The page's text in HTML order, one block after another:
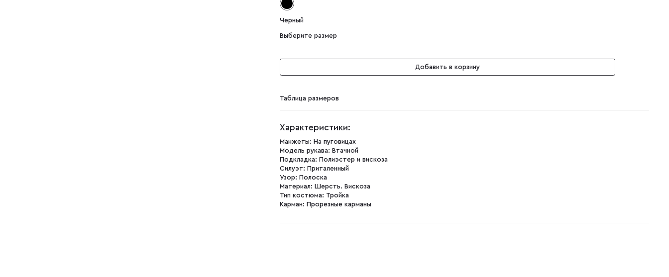
Черный
Выберите размер
Добавить в корзину
Таблица размеров
Характеристики:
Манжеты: На пуговицах
Модель рукава: Втачной
Подкладка: Полиэстер и вискоза
Силуэт: Приталенный
Узор: Полоска
Материал: Шерсть. Вискоза
Тип костюма: Тройка
Карман: Прорезные карманы